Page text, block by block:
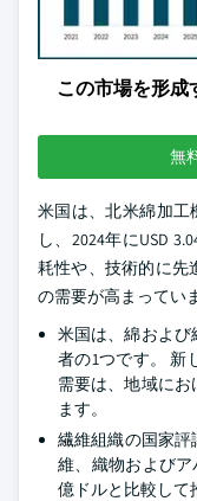
この市場を形成
無
米国は、北米綿加工
し、2024年にUSD
耗性や、技術的に先
の需要が高まってい
米国は、綿およ
者の1つです。 新
需要は、地域に
ます。
繊維組織の国家評
維、織物およびア
億ドルと比較して